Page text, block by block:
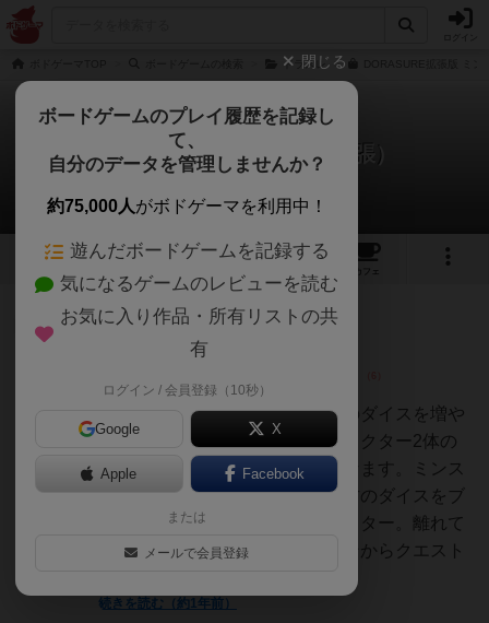
ドラスレ
ドラスレ：ミンキャス（拡張）
4件のレビュー
4 4
カフェ
188名 充実
決戦で最強のキャスターと味方のダイスを増や
せるミンストレルが楽しいキャラクター2体の
追加とクエストタイルの追加となます。ミンス
トレルリソースを使用して、味方のダイスをブ
ースト可能なのが特徴のキャラクター。離れて
いてもブースト可能で、初ターンからクエスト
続きを読む（約1年前）
大臣
閉じる
ボードゲームのプレイ履歴を記録し
て、
自分のデータを管理しませんか？
約75,000人がボドゲーマを利用中！
遊んだボードゲームを記録する
気になるゲームのレビューを読む
お気に入り作品・所有リストの共
有
ログイン / 会員登録（10秒）
Google X
Apple Facebook
または
メールで会員登録